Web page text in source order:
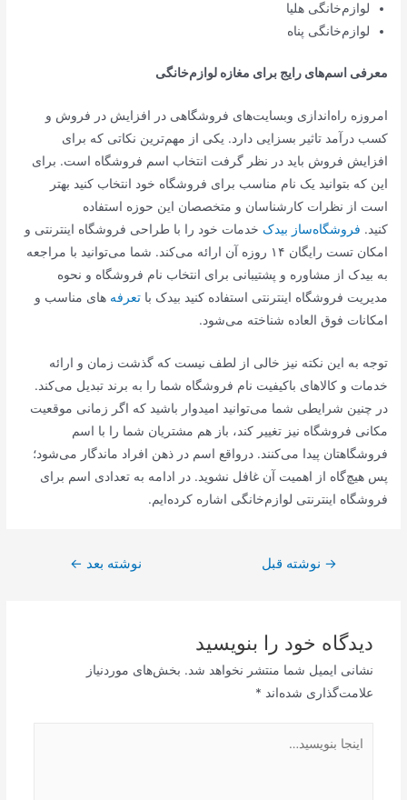
لوازم‌خانگی هلیا
لوازم‌خانگی پناه
معرفی اسم‌های رایج برای مغازه لوازم‌خانگی
امروزه راه‌اندازی وبسایت‌های فروشگاهی در افزایش در فروش و
کسب درآمد تاثیر بسزایی دارد. یکی از مهم‌ترین نکاتی که برای
افزایش فروش باید در نظر گرفت انتخاب اسم فروشگاه است. برای
این که بتوانید یک نام مناسب برای فروشگاه خود انتخاب کنید بهتر
است از نظرات کارشناسان و متخصصان این حوزه استفاده
کنید. فروشگاه‌ساز بیدک خدمات خود را با طراحی فروشگاه اینترنتی و
امکان تست رایگان ۱۴ روزه‌ آن ارائه می‌کند. شما می‌توانید با مراجعه
به بیدک از مشاوره و پشتیبانی برای انتخاب نام فروشگاه و نحوه
مدیریت فروشگاه اینترنتی استفاده کنید بیدک باتعرفه های مناسب و
امکانات فوق العاده شناخته می‌شود.
توجه به این نکته نیز خالی از لطف نیست که گذشت زمان و ارائه
خدمات و کالاهای باکیفیت نام فروشگاه شما را به برند تبدیل می‌کند.
در چنین شرایطی شما می‌توانید امیدوار باشید که اگر زمانی موقعیت
مکانی فروشگاه نیز تغییر کند، باز هم مشتریان شما را با اسم
فروشگاهتان پیدا می‌کنند. درواقع اسم در ذهن افراد ماندگار می‌شود؛
پس هیچ‌گاه از اهمیت آن غافل نشوید. در ادامه به تعدادی اسم برای
فروشگاه اینترنتی لوازم‌خانگی اشاره کرده‌ایم.
راهبری→ نوشته قبل نوشته بعد ←
دیدگاه‌ خود را بنویسید
نشانی ایمیل شما منتشر نخواهد شد. بخش‌های موردنیاز
علامت‌گذاری شده‌اند *
بنویسید…